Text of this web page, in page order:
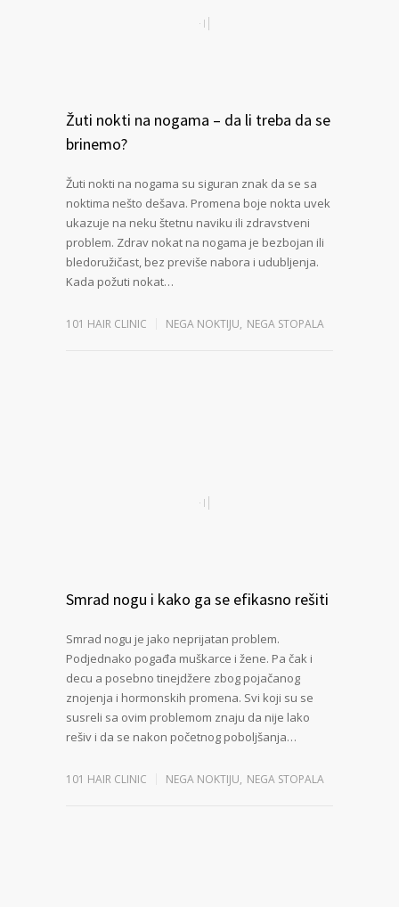
Žuti nokti na nogama – da li treba da se
brinemo?
Žuti nokti na nogama su siguran znak da se sa
noktima nešto dešava. Promena boje nokta uvek
ukazuje na neku štetnu naviku ili zdravstveni
problem. Zdrav nokat na nogama je bezbojan ili
bledoružičast, bez previše nabora i udubljenja.
Kada požuti nokat…
101 HAIR CLINIC NEGA NOKTIJU, NEGA STOPALA
Smrad nogu i kako ga se efikasno rešiti
Smrad nogu je jako neprijatan problem.
Podjednako pogađa muškarce i žene. Pa čak i
decu a posebno tinejdžere zbog pojačanog
znojenja i hormonskih promena. Svi koji su se
susreli sa ovim problemom znaju da nije lako
rešiv i da se nakon početnog poboljšanja…
101 HAIR CLINIC NEGA NOKTIJU, NEGA STOPALA